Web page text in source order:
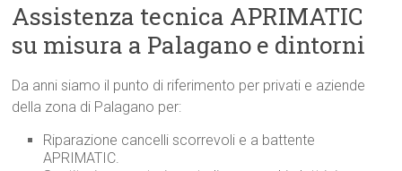
Assistenza tecnica APRIMATIC
su misura a Palagano e dintorni
Da anni siamo il punto di riferimento per privati e aziende
della zona di Palagano per:
Riparazione cancelli scorrevoli e a battente
APRIMATIC.